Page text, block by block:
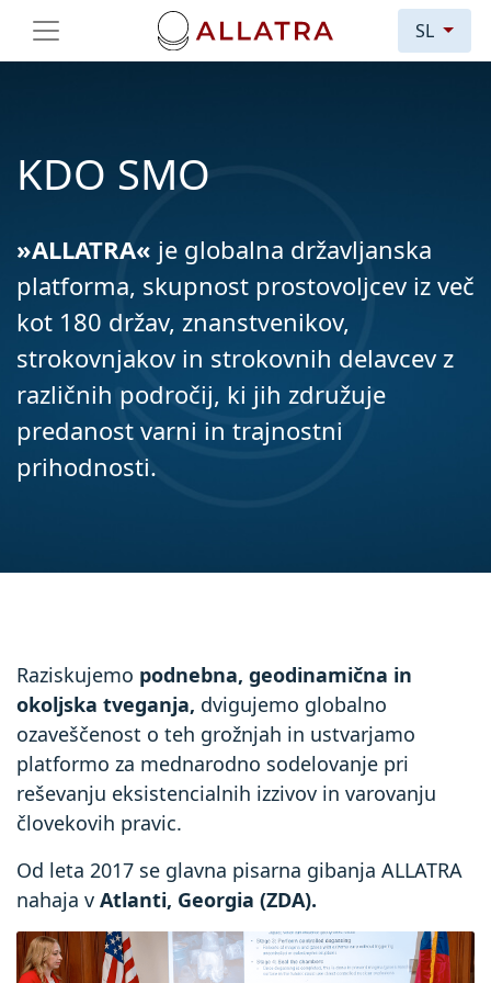
SL
KDO SMO
»ALLATRA« je globalna državljanska
platforma, skupnost prostovoljcev iz več
kot 180 držav, znanstvenikov,
strokovnjakov in strokovnih delavcev z
različnih področij, ki jih združuje
predanost varni in trajnostni
prihodnosti.
Raziskujemo podnebna, geodinamična in
okoljska tveganja, dvigujemo globalno
ozaveščenost o teh grožnjah in ustvarjamo
platformo za mednarodno sodelovanje pri
reševanju eksistencialnih izzivov in varovanju
človekovih pravic.
Od leta 2017 se glavna pisarna gibanja ALLATRA
nahaja v Atlanti, Georgia (ZDA).